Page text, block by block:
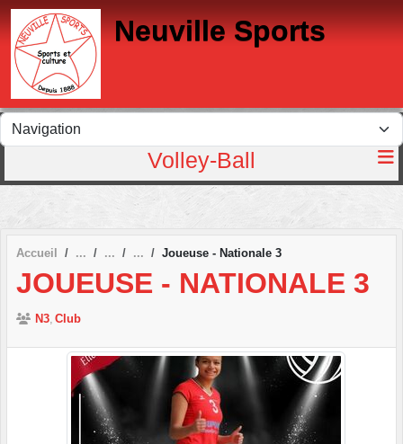
Neuville Sports
Volley-Ball
Accueil Joueuse - Nationale 3
JOUEUSE - NATIONALE 3
N3 Club
Panneau de gestion des cookies